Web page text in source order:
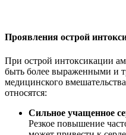
Проявления острой
При острой интоксикации
быть более выраженными и
медицинского
относятся:
Сильное учащенное
Резкое повышение